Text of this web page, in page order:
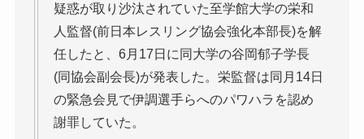
疑惑が取り沙汰されていた至学館大学の栄和
人監督(前日本レスリング協会強化本部長)を解
任したと、6月17日に同大学の谷岡郁子学長
(同協会副会長)が発表した。栄監督は同月14日
の緊急会見で伊調選手らへのパワハラを認め
謝罪していた。